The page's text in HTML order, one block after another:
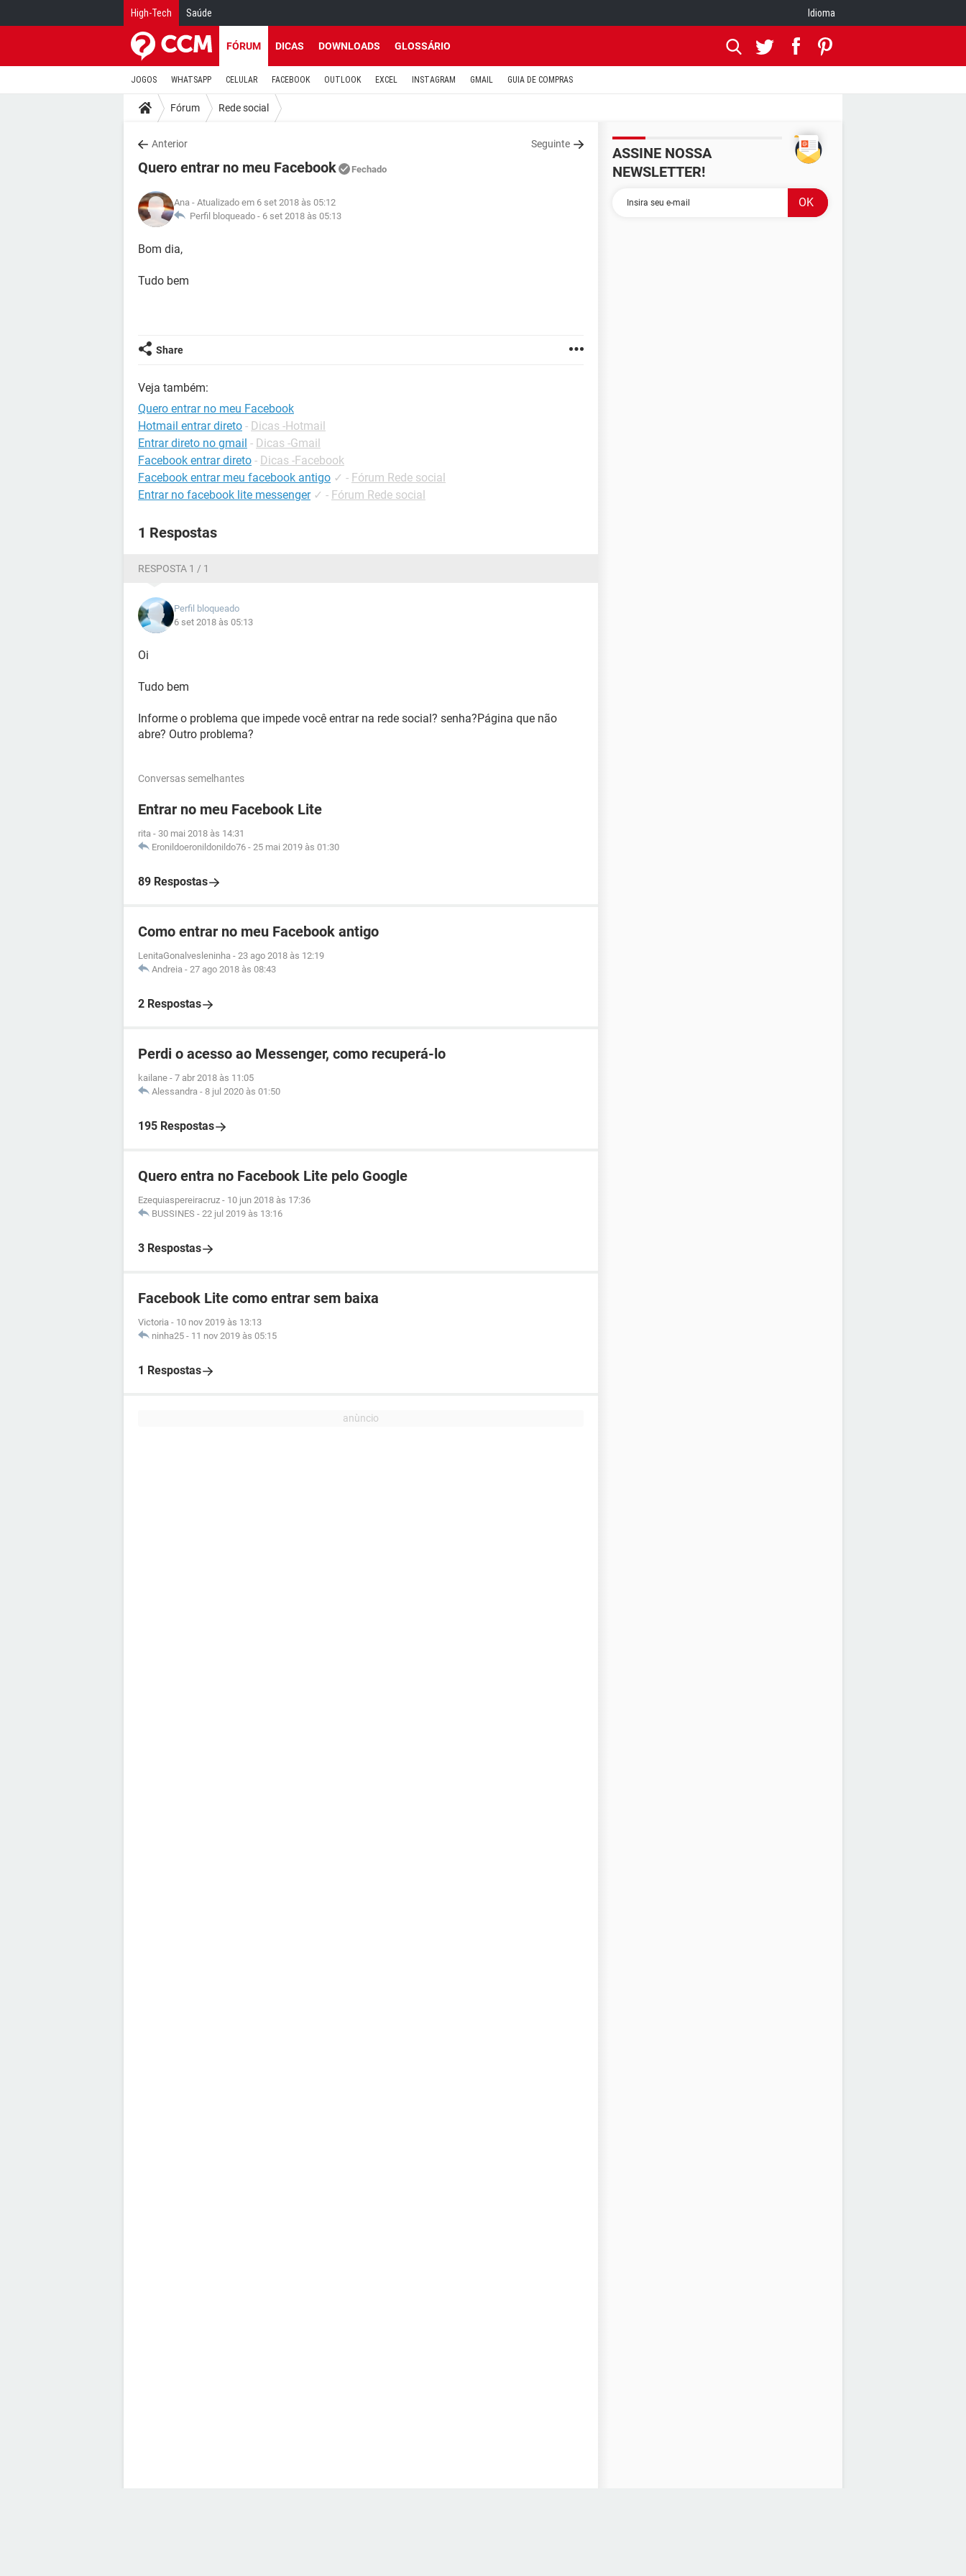
High-Tech Saúde Idioma
FÓRUM DICAS DOWNLOADS GLOSSÁRIO
JOGOS WHATSAPP CELULAR FACEBOOK OUTLOOK EXCEL INSTAGRAM GMAIL GUIA DE COMPRAS
Fórum Rede social
Anterior Seguinte
Quero entrar no meu Facebook Fechado
Ana - Atualizado em 6 set 2018 às 05:12
Perfil bloqueado - 6 set 2018 às 05:13
Bom dia,
Tudo bem
Share
Veja também:
Quero entrar no meu Facebook
Hotmail entrar direto - Dicas -Hotmail
Entrar direto no gmail - Dicas -Gmail
Facebook entrar direto - Dicas -Facebook
Facebook entrar meu facebook antigo ✓ - Fórum Rede social
Entrar no facebook lite messenger ✓ - Fórum Rede social
1 Respostas
RESPOSTA 1 / 1
Perfil bloqueado
6 set 2018 às 05:13
Oi
Tudo bem
Informe o problema que impede você entrar na rede social? senha?Página que não
abre? Outro problema?
Conversas semelhantes
Entrar no meu Facebook Lite
rita - 30 mai 2018 às 14:31
Eronildoeronildonildo76 - 25 mai 2019 às 01:30
89 Respostas
Como entrar no meu Facebook antigo
LenitaGonalvesleninha - 23 ago 2018 às 12:19
Andreia - 27 ago 2018 às 08:43
2 Respostas
Perdi o acesso ao Messenger, como recuperá-lo
kailane - 7 abr 2018 às 11:05
Alessandra - 8 jul 2020 às 01:50
195 Respostas
Quero entra no Facebook Lite pelo Google
Ezequiaspereiracruz - 10 jun 2018 às 17:36
BUSSINES - 22 jul 2019 às 13:16
3 Respostas
Facebook Lite como entrar sem baixa
Victoria - 10 nov 2019 às 13:13
ninha25 - 11 nov 2019 às 05:15
1 Respostas
ASSINE NOSSA
NEWSLETTER!